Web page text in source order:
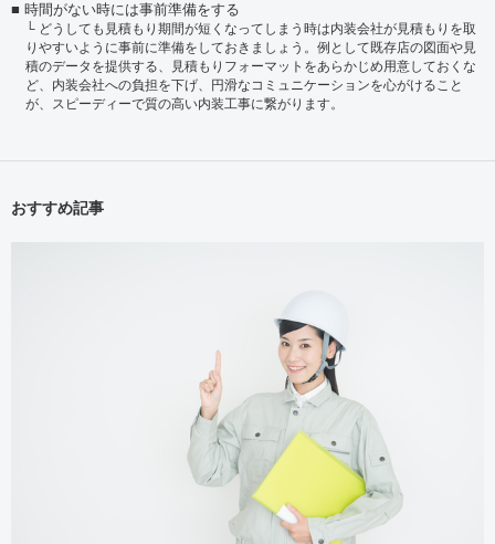
時間がない時には事前準備をする
どうしても見積もり期間が短くなってしまう時は内装会社が見積もりを取
りやすいように事前に準備をしておきましょう。例として既存店の図面や見
積のデータを提供する、見積もりフォーマットをあらかじめ用意しておくな
ど、内装会社への負担を下げ、円滑なコミュニケーションを心がけること
が、スピーディーで質の高い内装工事に繋がります。
おすすめ記事